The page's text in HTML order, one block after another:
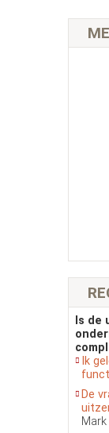
Is de
Ik
De